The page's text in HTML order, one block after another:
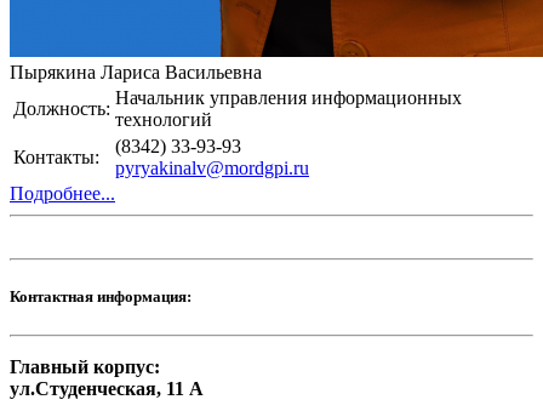
Пырякина Лариса Васильевна
Должность:
Начальник управления информационных
технологий
Контакты:
(8342) 33-93-93
pyryakinalv@mordgpi.ru
Подробнее...
Контактная информация:
Главный корпус:
ул.Студенческая, 11 А